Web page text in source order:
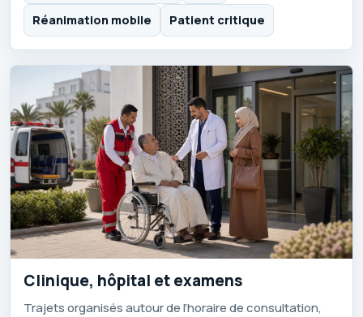
Réanimation mobile Patient critique
Clinique, hôpital et examens
Trajets organisés autour de l’horaire de consultation,